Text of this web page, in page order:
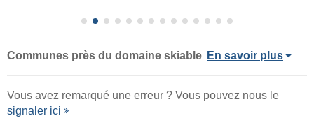
Communes près du domaine skiable En savoir plus
Vous avez remarqué une erreur ? Vous pouvez nous le
signaler ici